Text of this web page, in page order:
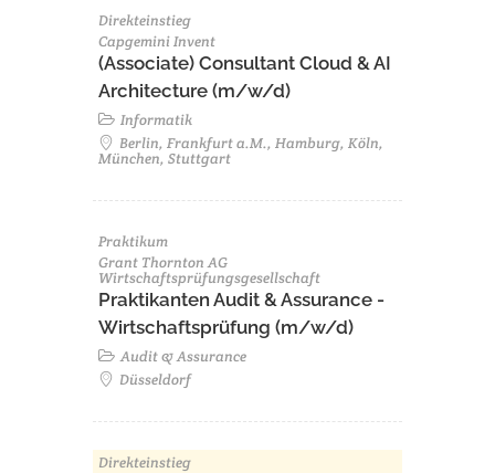
Direkteinstieg
Capgemini Invent
(Associate) Consultant Cloud & AI
Architecture (m/w/d)​ ​
Informatik
Berlin, Frankfurt a.M., Hamburg, Köln,
München, Stuttgart
Praktikum
Grant Thornton AG
Wirtschaftsprüfungsgesellschaft
Praktikanten Audit & Assurance -
Wirtschaftsprüfung (m/w/d)
Audit & Assurance
Düsseldorf
Direkteinstieg